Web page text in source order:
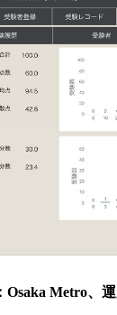
Metro、